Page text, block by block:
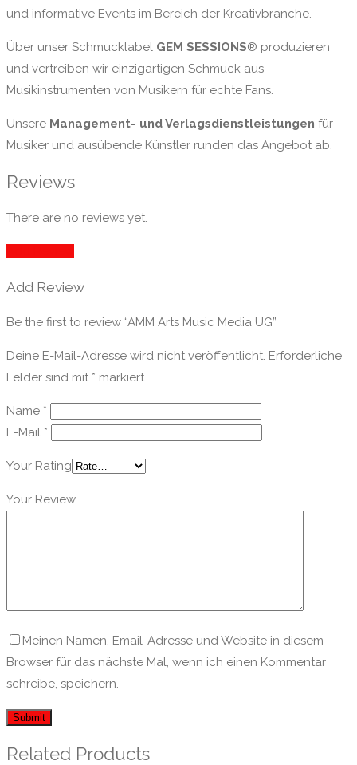
und informative Events im Bereich der Kreativbranche.
Über unser Schmucklabel GEM SESSIONS® produzieren
und vertreiben wir einzigartigen Schmuck aus
Musikinstrumenten von Musikern für echte Fans.
Unsere Management- und Verlagsdienstleistungen für
Musiker und ausübende Künstler runden das Angebot ab.
Reviews
There are no reviews yet.
Add Review
Be the first to review “AMM Arts Music Media UG”
Deine E-Mail-Adresse wird nicht veröffentlicht. Erforderliche
Felder sind mit * markiert
Name *
E-Mail *
Your Rating
Your Review
Meinen Namen, Email-Adresse und Website in diesem
Browser für das nächste Mal, wenn ich einen Kommentar
schreibe, speichern.
Related Products